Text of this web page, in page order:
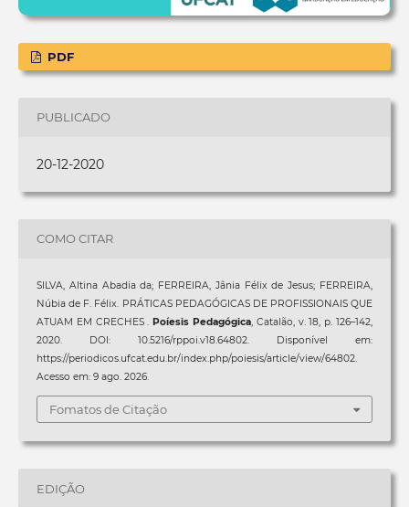
PDF
PUBLICADO
20-12-2020
COMO CITAR
SILVA, Altina Abadia da; FERREIRA, Jânia Félix de Jesus; FERREIRA,
Núbia de F. Félix. PRÁTICAS PEDAGÓGICAS DE PROFISSIONAIS QUE
ATUAM EM CRECHES .Poíesis Pedagógica, Catalão, v. 18, p. 126–142,
2020. DOI: 10.5216/rppoi.v18.64802. Disponível em:
https://periodicos.ufcat.edu.br/index.php/poiesis/article/view/64802.
Acesso em: 9 ago. 2026.
Fomatos de Citação
EDIÇÃO